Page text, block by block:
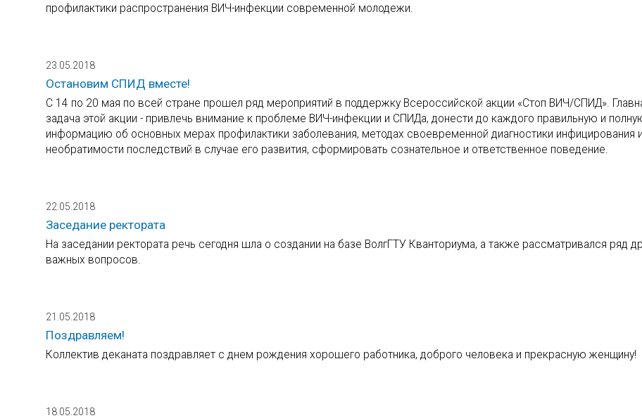
профилактики распространения ВИЧ-инфекции современной молодежи.
23.05.2018
Остановим СПИД вместе!
С 14 по 20 мая по всей стране прошел ряд мероприятий в поддержку Всероссийской акции «Стоп ВИЧ/СПИД».
задача этой акции - привлечь внимание к проблеме ВИЧ-инфекции и СПИДа, донести до каждого правильную и
информацию об основных мерах профилактики заболевания, методах своевременной диагностики инфицирования и
необратимости последствий в случае его развития, сформировать сознательное и ответственное поведение.
22.05.2018
Заседание ректората
На заседании ректората речь сегодня шла о создании на базе ВолгГТУ Кванториума, а также рассматривался ряд
важных вопросов.
21.05.2018
Поздравляем!
Коллектив деканата поздравляет с днем рождения хорошего работника, доброго человека и прекрасную женщину!
18.05.2018